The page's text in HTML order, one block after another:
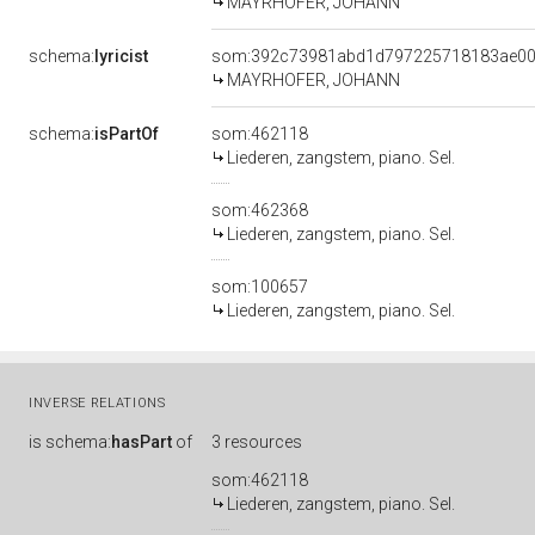
schema: lyricist
MAYRHOFER, JOHANN
schema:isPartOf
som:462118
Liederen, zangstem, piano. Sel.
som:462368
Liederen, zangstem, piano. Sel.
som:100657
Liederen, zangstem, piano. Sel.
INVERSE RELATIONS
is schema:hasPart of
3 resources
som:462118
Liederen, zangstem, piano. Sel.